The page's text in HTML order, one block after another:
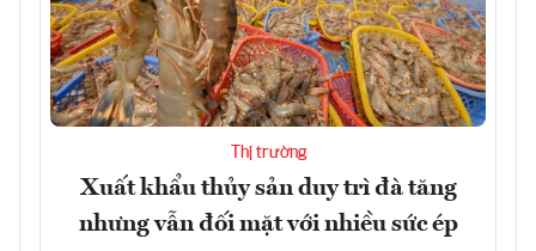
Thị trường
Xuất khẩu thủy sản duy trì đà tăng
nhưng vẫn đối mặt với nhiều sức ép